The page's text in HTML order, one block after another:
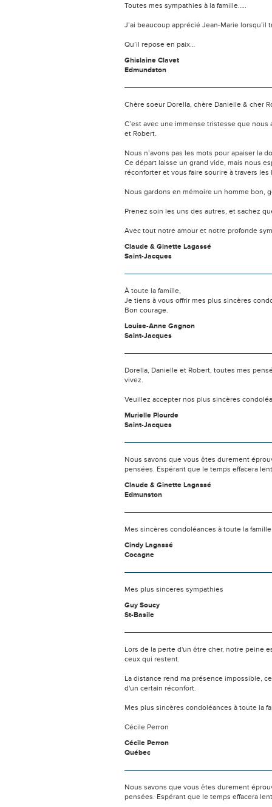
Toutes mes sympathies à la famille…..
J’ai beaucoup apprécié Jean-Marie lorsqu’il
Qu’il repose en paix…
Ghislaine Clavet
Edmundston
Chère soeur Dorella, chère Danielle & cher
C’est avec une immense tristesse que
et Robert.
Nous n’avons pas les mots pour apaiser la
Ce départ laisse un grand vide, mais nous
réconforter et vous faire sourire à travers les
Nous gardons en mémoire un homme bon,
Prenez soin les uns des autres, et sachez
Avec tout notre amour et notre profonde
Claude & Ginette Lagassé
Saint-Jacques
À toute la famille,
Je tiens à vous offrir mes plus sincères
Bon courage.
Louise-Anne Gagnon
Saint-Jacques
Dorella, Danielle et Robert, toutes mes
vivez.
Veuillez accepter nos plus sincères
Murielle Plourde
Saint-Jacques
Nous savons que vous êtes durement
pensées. Espérant que le temps effacera
Claude & Ginette Lagassé
Edmunston
Mes sincères condoléances à toute la famille
Cindy Lagassé
Cocagne
Mes plus sinceres sympathies
Guy Soucy
St-Basile
Lors de la perte d'un être cher, notre peine
ceux qui restent.
La distance rend ma présence impossible,
d'un certain réconfort.
Mes plus sincères condoléances à toute la
Cécile Perron
Cécile Perron
Québec
Nous savons que vous êtes durement
pensées. Espérant que le temps effacera